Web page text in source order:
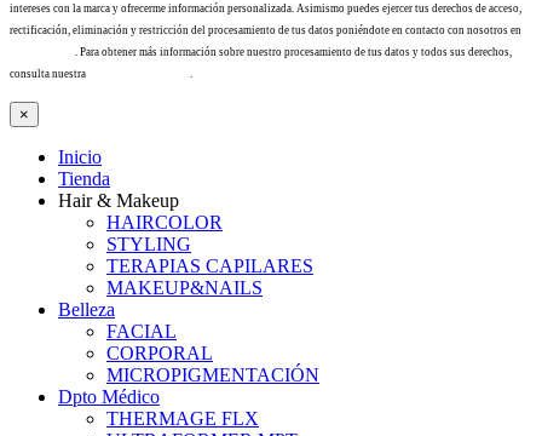
intereses con la marca y ofrecerme información personalizada. Asimismo puedes ejercer tus derechos de acceso,
rectificación, eliminación y restricción del procesamiento de tus datos poniéndote en contacto con nosotros en
. Para obtener más información sobre nuestro procesamiento de tus datos y todos sus derechos,
consulta nuestra
×
Inicio
Tienda
Hair & Makeup
HAIRCOLOR
STYLING
TERAPIAS CAPILARES
MAKEUP&NAILS
Belleza
FACIAL
CORPORAL
MICROPIGMENTACIÓN
Dpto Médico
THERMAGE FLX